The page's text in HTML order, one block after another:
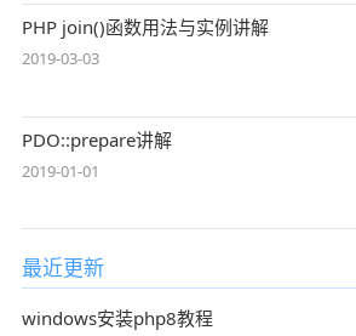
PHP join()函数用法与实例讲解
2019-03-03
PDO::prepare讲解
2019-01-01
最近更新
windows安装php8教程